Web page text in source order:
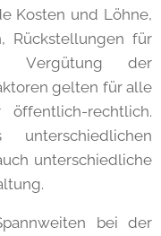
Kosten und Löhne,
Rückstellungen für
Vergütung der
gelten für alle
rechtlich.
unterschiedliche
bei der